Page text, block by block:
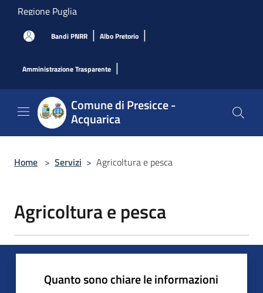
Salta al contenuto principale
Regione Puglia
Bandi PNRR | Albo Pretorio |
Amministrazione Trasparente |
Comune di Presicce -
Acquarica
Home > Servizi > Agricoltura e pesca
Agricoltura e pesca
Quanto sono chiare le informazioni